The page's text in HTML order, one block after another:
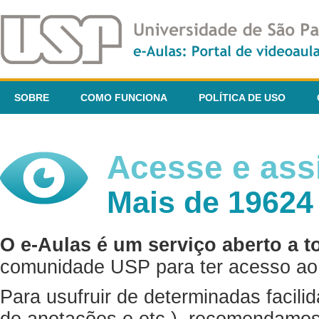
SOBRE COMO FUNCIONA POLÍTICA DE USO
Acesse e
Mais de
O e-Aulas é um serviço aberto a
comunidade USP para ter acesso
Para usufruir de determinadas